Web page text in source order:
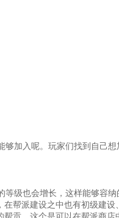
加入呢。玩家们找到自己
级也会增长，这样能够容
帮派建设之中也有初级建
贡，这个是可以在帮派商店